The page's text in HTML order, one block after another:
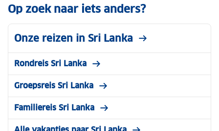
Op zoek naar iets anders?
Onze reizen in Sri Lanka
Rondreis Sri Lanka
Groepsreis Sri Lanka
Familiereis Sri Lanka